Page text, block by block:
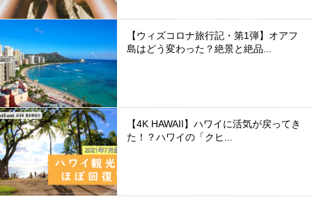
【ウィズコロナ旅行記・第1弾】オアフ
島はどう変わった？絶景と絶品...
【4K HAWAII】ハワイに活気が戻ってき
た！？ハワイの「クヒ...